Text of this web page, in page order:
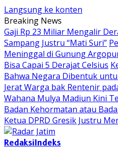
Langsung ke konten
Breaking News
Gaji Rp 23 Miliar Mengalir
Sampang Justru “Mati Suri”
Meninggal di Gunung
Bisa Capai 5 Derajat Celsius
Bahwa Negara Dibentuk
Jerat Warga bak Rentenir
Wahana Mulya Madiun Kini
Badan Kehormatan atau
Ketua DPRD Gresik Justru
RedaksiIndeks